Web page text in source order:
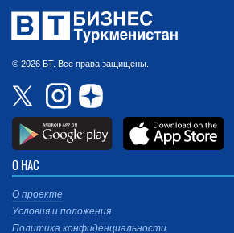
© 2026 БТ. Все права защищены.
О НАС
О проекте
Условия и положения
Политика конфиденциальности